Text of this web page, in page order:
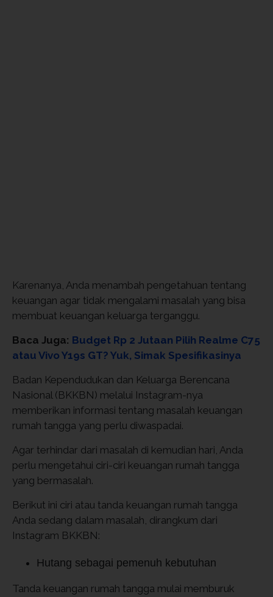
Karenanya, Anda menambah pengetahuan tentang
keuangan agar tidak mengalami masalah yang bisa
membuat keuangan keluarga terganggu.
Baca Juga: Budget Rp 2 Jutaan Pilih Realme C75
atau Vivo Y19s GT? Yuk, Simak Spesifikasinya
Badan Kependudukan dan Keluarga Berencana
Nasional (BKKBN) melalui Instagram-nya
memberikan informasi tentang masalah keuangan
rumah tangga yang perlu diwaspadai.
Agar terhindar dari masalah di kemudian hari, Anda
perlu mengetahui ciri-ciri keuangan rumah tangga
yang bermasalah.
Berikut ini ciri atau tanda keuangan rumah tangga
Anda sedang dalam masalah, dirangkum dari
Instagram BKKBN:
Hutang sebagai pemenuh kebutuhan
Tanda keuangan rumah tangga mulai memburuk